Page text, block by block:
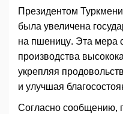
Президентом
была увеличена
на пшеницу. Эта мера
производства
укрепляя
и улучшая
Согласно сообщению,